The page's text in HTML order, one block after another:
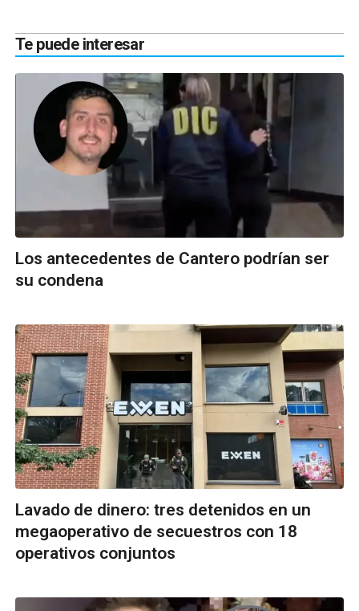
Te puede interesar
Los antecedentes de Cantero podrían ser
su condena
Lavado de dinero: tres detenidos en un
megaoperativo de secuestros con 18
operativos conjuntos